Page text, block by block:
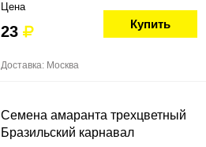
Цена
23 Купить
Доставка: Москва
Семена амаранта трехцветный
Бразильский карнавал